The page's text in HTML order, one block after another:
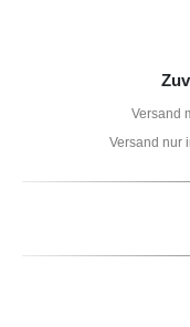
Versand
Versand nur